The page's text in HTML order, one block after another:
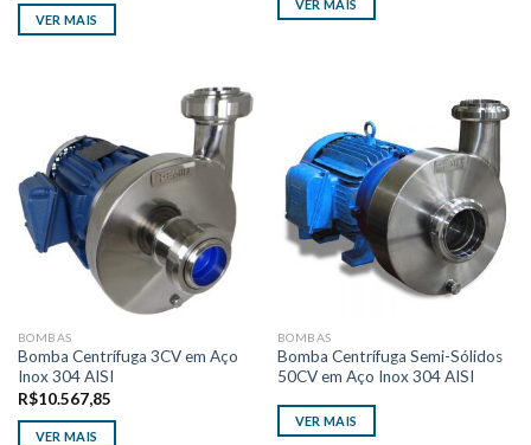
VER MAIS
VER MAIS
BOMBAS
Bomba Centrífuga 3CV em Aço
Inox 304 AISI
R$10.567,85
VER MAIS
BOMBAS
Bomba Centrífuga Semi-Sólidos
50CV em Aço Inox 304 AISI
VER MAIS